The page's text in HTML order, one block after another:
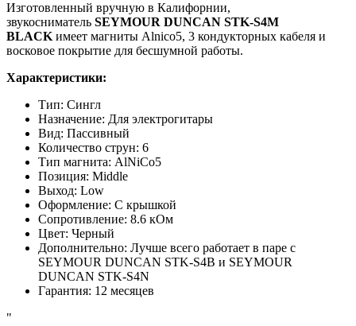
Изготовленный вручную в Калифорнии,
звукосниматель SEYMOUR DUNCAN STK-S4M
BLACK имеет магниты Alnico5, 3 кондукторных кабеля и
восковое покрытие для бесшумной работы.
Характеристики:
Тип: Сингл
Назначение: Для электрогитары
Вид: Пассивный
Количество струн: 6
Тип магнита: AlNiCo5
Позиция: Middle
Выход: Low
Оформление: С крышкой
Сопротивление: 8.6 кОм
Цвет: Черный
Дополнительно: Лучше всего работает в паре с
SEYMOUR DUNCAN STK-S4B и SEYMOUR
DUNCAN STK-S4N
Гарантия: 12 месяцев
"